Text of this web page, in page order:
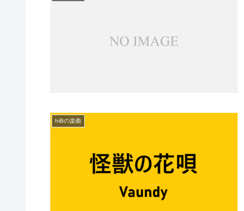
hiBの楽曲